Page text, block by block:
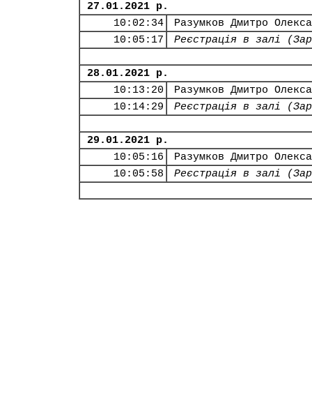
27.01.2021 р.
10:02:34
Разумков Дмитро
10:05:17
Реєстрація в залі
28.01.2021 р.
10:13:20
Разумков Дмитро
10:14:29
Реєстрація в залі
29.01.2021 р.
10:05:16
Разумков Дмитро
10:05:58
Реєстрація в залі